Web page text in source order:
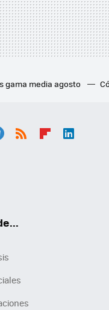
gama media agosto